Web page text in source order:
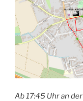
Ab 17:45 Uhr an